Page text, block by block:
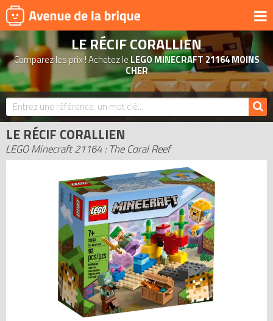
UNIVERS
PRODUITS DÉRIVÉS
NOUVEAUTÉS
LEGO 2026
BONS PLANS
ACTUALITÉS
ASSOCIATIONS DE FANS
EXPOSITIONS LEGO
LEGO LES PLUS CHERS
DERNIERS LEGO AJOUTÉS
LE RÉCIF CORALLIEN
Comparez les prix ! Achetez le LEGO MINECRAFT 21164 MOINS
CHER
LE RÉCIF CORALLIEN
LEGO Minecraft 21164 : The Coral Reef